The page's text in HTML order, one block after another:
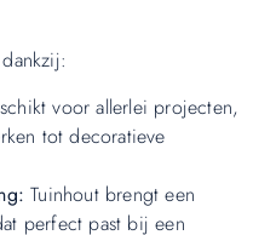
voor allerlei projecten,
tot decoratieve
Tuinhout brengt een
perfect past bij een